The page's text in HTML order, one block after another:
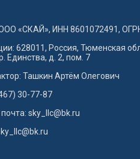
«СКАЙ», ИНН 8601072491,
628011, Россия, Тюменская
Единства, д. 2, пом. 7
Ташкин Артём Олегович
30-77-87
sky_llc@bk.ru